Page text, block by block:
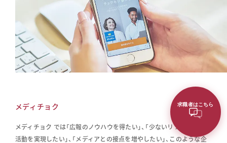
メディチョク
メディチョク では「広報のノウハウを得たい」、「少ないリソースで広報
活動を実現したい」、「メディアとの接点を増やしたい」、このような企
求職者はこちら